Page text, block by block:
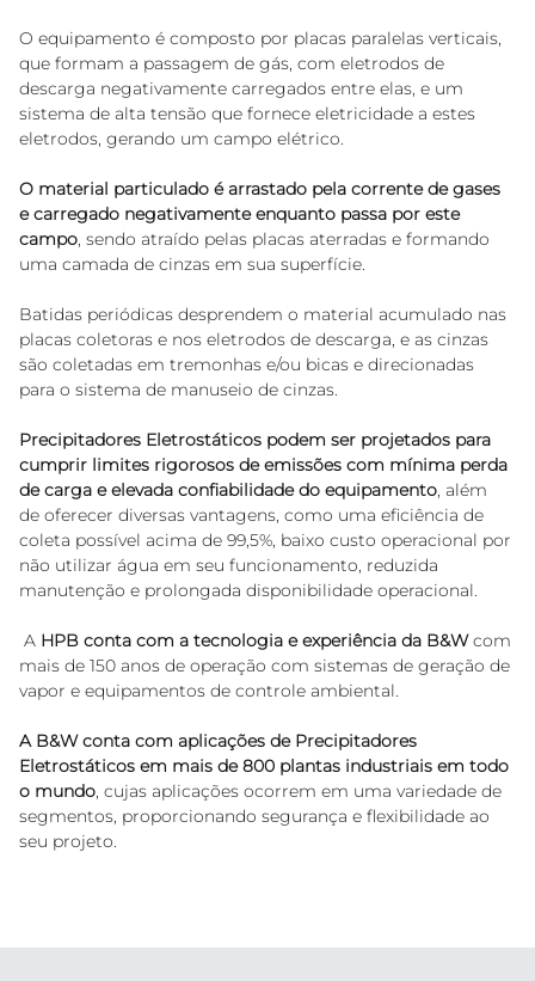
O equipamento é composto por placas paralelas verticais,
que formam a passagem de gás, com eletrodos de
descarga negativamente carregados entre elas, e um
sistema de alta tensão que fornece eletricidade a estes
eletrodos, gerando um campo elétrico.
O material particulado é arrastado pela corrente de gases
e carregado negativamente enquanto passa por este
campo, sendo atraído pelas placas aterradas e formando
uma camada de cinzas em sua superfície.
Batidas periódicas desprendem o material acumulado nas
placas coletoras e nos eletrodos de descarga, e as cinzas
são coletadas em tremonhas e/ou bicas e direcionadas
para o sistema de manuseio de cinzas.
Precipitadores Eletrostáticos podem ser projetados para
cumprir limites rigorosos de emissões com mínima perda
de carga e elevada confiabilidade do equipamento, além
de oferecer diversas vantagens, como uma eficiência de
coleta possível acima de 99,5%, baixo custo operacional por
não utilizar água em seu funcionamento, reduzida
manutenção e prolongada disponibilidade operacional.
A HPB conta com a tecnologia e experiência da B&W com
mais de 150 anos de operação com sistemas de geração de
vapor e equipamentos de controle ambiental.
A B&W conta com aplicações de Precipitadores
Eletrostáticos em mais de 800 plantas industriais em todo
o mundo, cujas aplicações ocorrem em uma variedade de
segmentos, proporcionando segurança e flexibilidade ao
seu projeto.